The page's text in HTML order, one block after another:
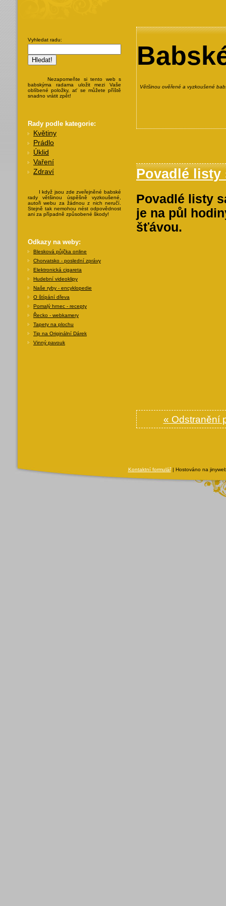
Většinou ověřené a vyzkoušené
Povadlé listy
Povadlé listy
je na půl
šťávou.
« Odstranění
Vyhledat radu:
Nezapomeňte si tento web s
babskýma radama uložit mezi Vaše
oblíbené položky, ať se můžete příště
snadno vrátit zpět!
Rady podle kategorie:
Květiny
Prádlo
Úklid
Vaření
Zdraví
I když jsou zde zveřejněné babské
rady většinou úspěšně vyzkoušené,
autoři webu za žádnou z nich neručí.
Stejně tak nemohou nést odpovědnost
ani za případně způsobené škody!
Odkazy na weby:
Blesková půjčka online
Chorvatsko - poslední zprávy
Elektronická cigareta
Hudební videoklipy
Naše ryby - encyklopedie
O štípání dřeva
Pomalý hrnec - recepty
Řecko - webkamery
Tapety na plochu
Tip na Originální Dárek
Vinný pavouk
Kontaktní formulář| Hostováno na